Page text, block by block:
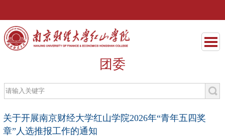
团委
关于开展南京财经大学红山学院2026年“青年五四奖
章”人选推报工作的通知